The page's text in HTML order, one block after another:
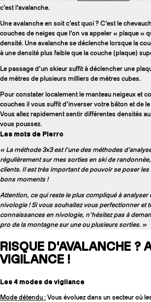
c’est l’avalanche.
Une avalanche en soit c’est quoi ? C’est le
couches de neiges que l’on va appeler « plaque »
densité. Une avalanche se déclenche lorsque la
à une densité plus faible que la couche (plaque)
Le passage d’un skieur suffit à déclencher une
de mètres de plusieurs milliers de mètres cubes.
Pour constater localement le manteau neigeux et
couches il vous suffit d’inverser votre bâton et de
Vous allez rapidement sentir différentes densités
vous poussez.
Les mots de Pierro
« La méthode 3x3 est l’une des méthodes
régulièrement sur mes sorties en ski de
clients. Il est très important de pouvoir se poser
bons moments !
Attention, ce qui reste le plus compliqué à analyser
nivologie ! Si vous souhaitez vous perfectionner et
connaissances en nivologie, n’hésitez pas à
pro de la montagne sur une ou plusieurs sorties. »
RISQUE D'AVALANCHE ?
VIGILANCE !
Les 4 modes de vigilance
Mode détendu : Vous évoluez dans un secteur où